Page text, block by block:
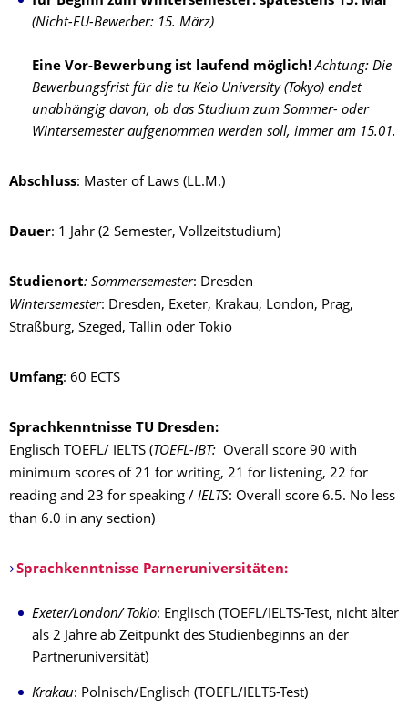
(Nicht-EU-Bewerber: 15. März)
Eine Vor-Bewerbung ist laufend möglich!Achtung: Die
Bewerbungsfrist für die tu Keio University (Tokyo) endet
unabhängig davon, ob das Studium zum Sommer- oder
Wintersemester aufgenommen werden soll, immer am 15.01.
Abschluss: Master of Laws (LL.M.)
Dauer: 1 Jahr (2 Semester, Vollzeitstudium)
Studienort: Sommersemester: Dresden
Wintersemester: Dresden, Exeter, Krakau, London, Prag,
Straßburg, Szeged, Tallin oder Tokio
Umfang: 60 ECTS
Sprachkenntnisse TU Dresden:
Englisch TOEFL/ IELTS (TOEFL-IBT: Overall score 90 with
minimum scores of 21 for writing, 21 for listening, 22 for
reading and 23 for speaking / IELTS: Overall score 6.5. No less
than 6.0 in any section)
Sprachkenntnisse Parneruniversitäten:
Exeter/London/ Tokio: Englisch (TOEFL/IELTS-Test, nicht älter
als 2 Jahre ab Zeitpunkt des Studienbeginns an der
Partneruniversität)
Krakau: Polnisch/Englisch (TOEFL/IELTS-Test)